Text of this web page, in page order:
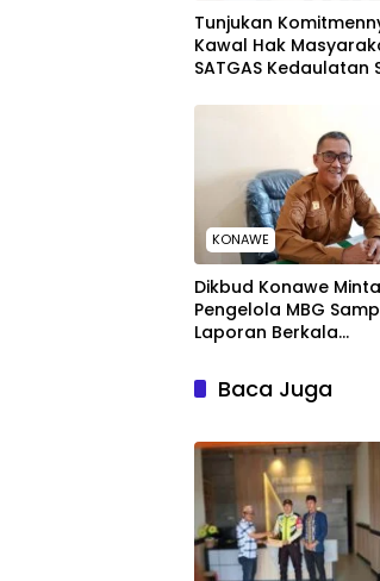
Tunjukan
Kawal Hak
SATGAS Kedaulatan
SCM Routa
KONAWE
Dikbud Konawe Minta
Pengelola MBG
Laporan Berkala
Makan Bergizi Gratis
Baca Juga